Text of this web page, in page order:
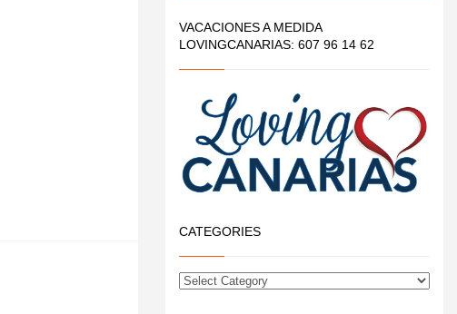
VACACIONES A MEDIDA
LOVINGCANARIAS: 607 96 14 62
CATEGORIES